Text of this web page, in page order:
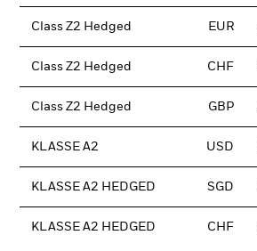
Class Z2 Hedged EUR
Class Z2 Hedged CHF
Class Z2 Hedged GBP
KLASSE A2 USD
KLASSE A2 HEDGED SGD
KLASSE A2 HEDGED CHF